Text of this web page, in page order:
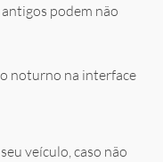
podem não
noturno na interface
veículo, caso não